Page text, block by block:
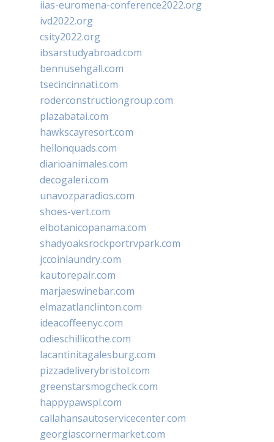
iias-euromena-conference2022.org
ivd2022.org
csity2022.org
ibsarstudyabroad.com
bennusehgall.com
tsecincinnati.com
roderconstructiongroup.com
plazabatai.com
hawkscayresort.com
hellonquads.com
diarioanimales.com
decogaleri.com
unavozparadios.com
shoes-vert.com
elbotanicopanama.com
shadyoaksrockportrvpark.com
jccoinlaundry.com
kautorepair.com
marjaeswinebar.com
elmazatlanclinton.com
ideacoffeenyc.com
odieschillicothe.com
lacantinitagalesburg.com
pizzadeliverybristol.com
greenstarsmogcheck.com
happypawspl.com
callahansautoservicecenter.com
georgiascornermarket.com